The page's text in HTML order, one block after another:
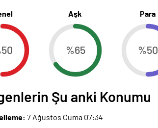
Aşk
%65
Para
%50
Şu anki Konumu
7 Ağustos Cuma 07:34